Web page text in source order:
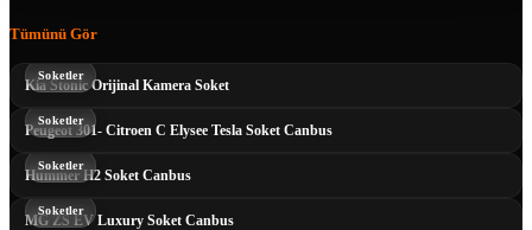
Tümünü Gör
Kia Stonic Orijinal Kamera Soket
Soketler
Peugeot 301- Citroen C Elysee Tesla Soket Canbus
Soketler
Hummer H2 Soket Canbus
Soketler
MG ZS EV Luxury Soket Canbus
Soketler